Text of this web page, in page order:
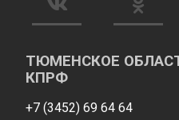
ТЮМЕНСКОЕ
КПРФ
+7 (3452) 69 64 64